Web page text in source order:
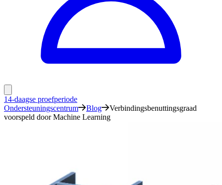
14-daagse proefperiode
Ondersteuningscentrum
Blog
Verbindingsbenuttingsgraad
voorspeld door Machine Learning